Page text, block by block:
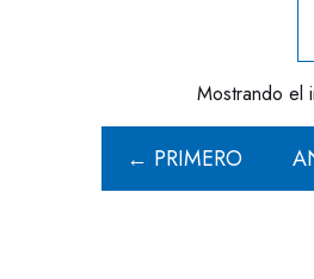
Mostrando el
← PRIMERO